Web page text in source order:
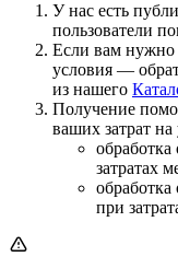
У нас есть
пользователи
Если вам нужно
условия —
из нашего
Получение
ваших затрат на
затратах
при